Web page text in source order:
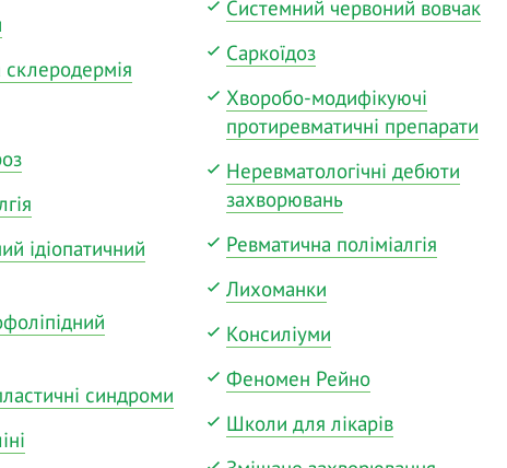
ідіопатичний
синдроми
Системний червоний вовчак
Саркоїдоз
Хворобо-модифікуючі
протиревматичні препарати
Неревматологічні дебюти
захворювань
Ревматична поліміалгія
Лихоманки
Консиліуми
Феномен Рейно
Школи для лікарів